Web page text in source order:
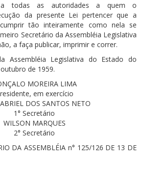
a todas as autoridades a quem o
da presente Lei pertencer que a
tão inteiramente como nela se
Secretário da Assembléia Legislativa
a faça publicar, imprimir e correr.
Assembléia Legislativa do Estado do
de 1959.
MOREIRA LIMA
em exercício
DOS SANTOS NETO
1° Secretário
WILSON MARQUES
2° Secretário
DA ASSEMBLÉIA n° 125/126 DE 13 DE